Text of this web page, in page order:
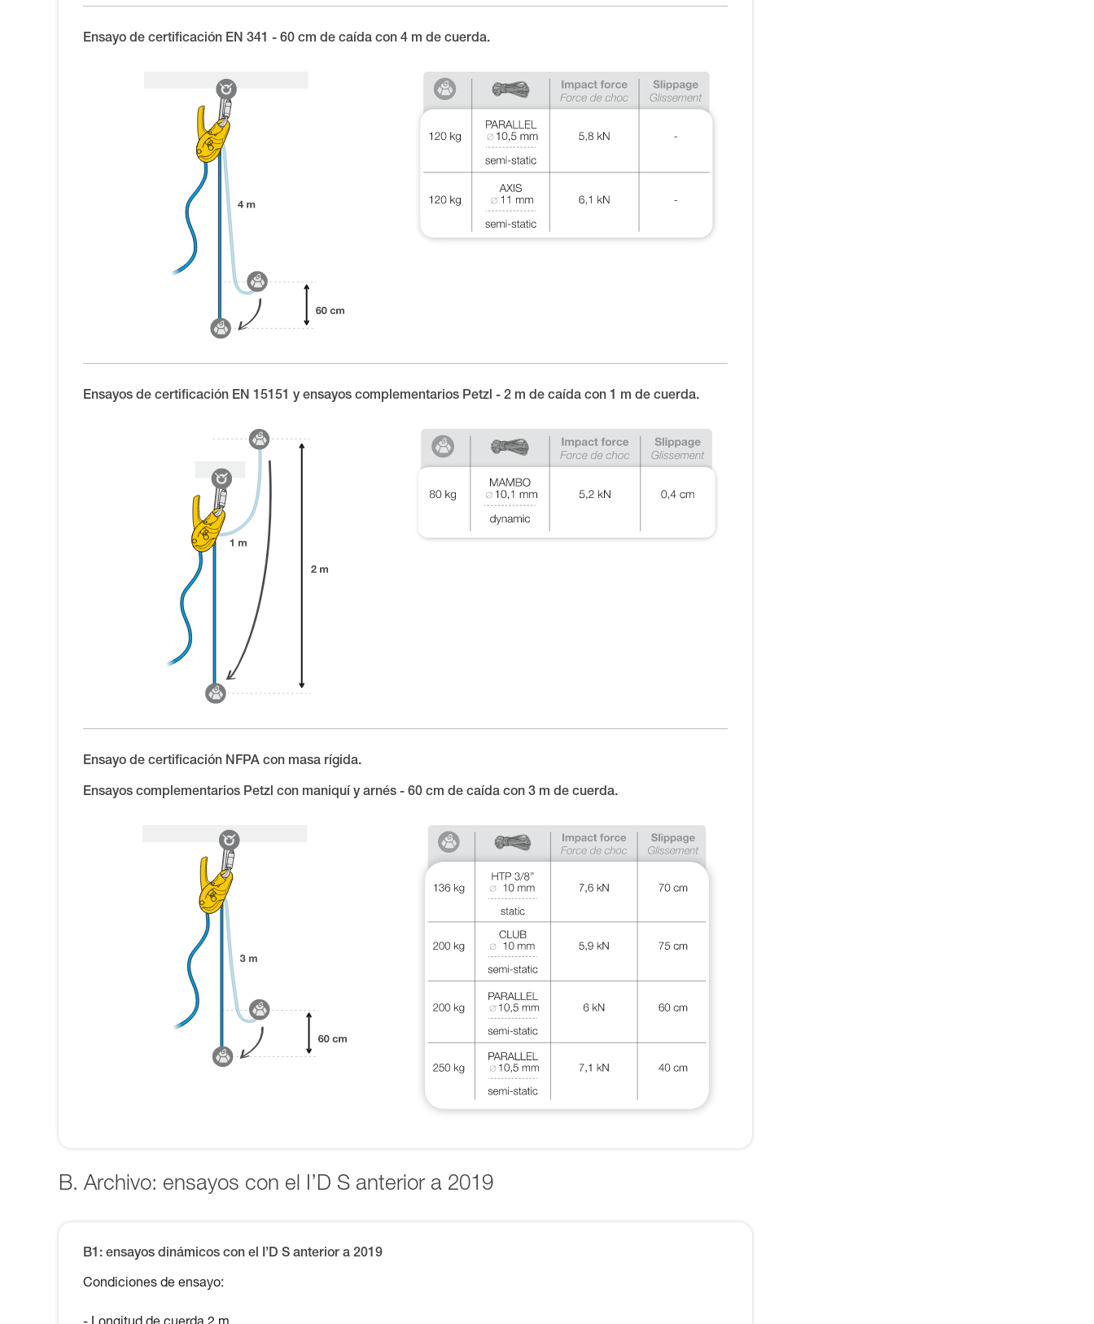
Ensayo de certificación EN 341 - 60 cm de caída con 4 m de cuerda.
Ensayos de certificación EN 15151 y ensayos complementarios Petzl - 2 m de caída con 1 m de cuerda.
Ensayo de certificación NFPA con masa rígida.
Ensayos complementarios Petzl con maniquí y arnés - 60 cm de caída con 3 m de cuerda.
B. Archivo: ensayos con el I’D S anterior a 2019
B1: ensayos dinámicos con el I’D S anterior a 2019
Condiciones de ensayo: